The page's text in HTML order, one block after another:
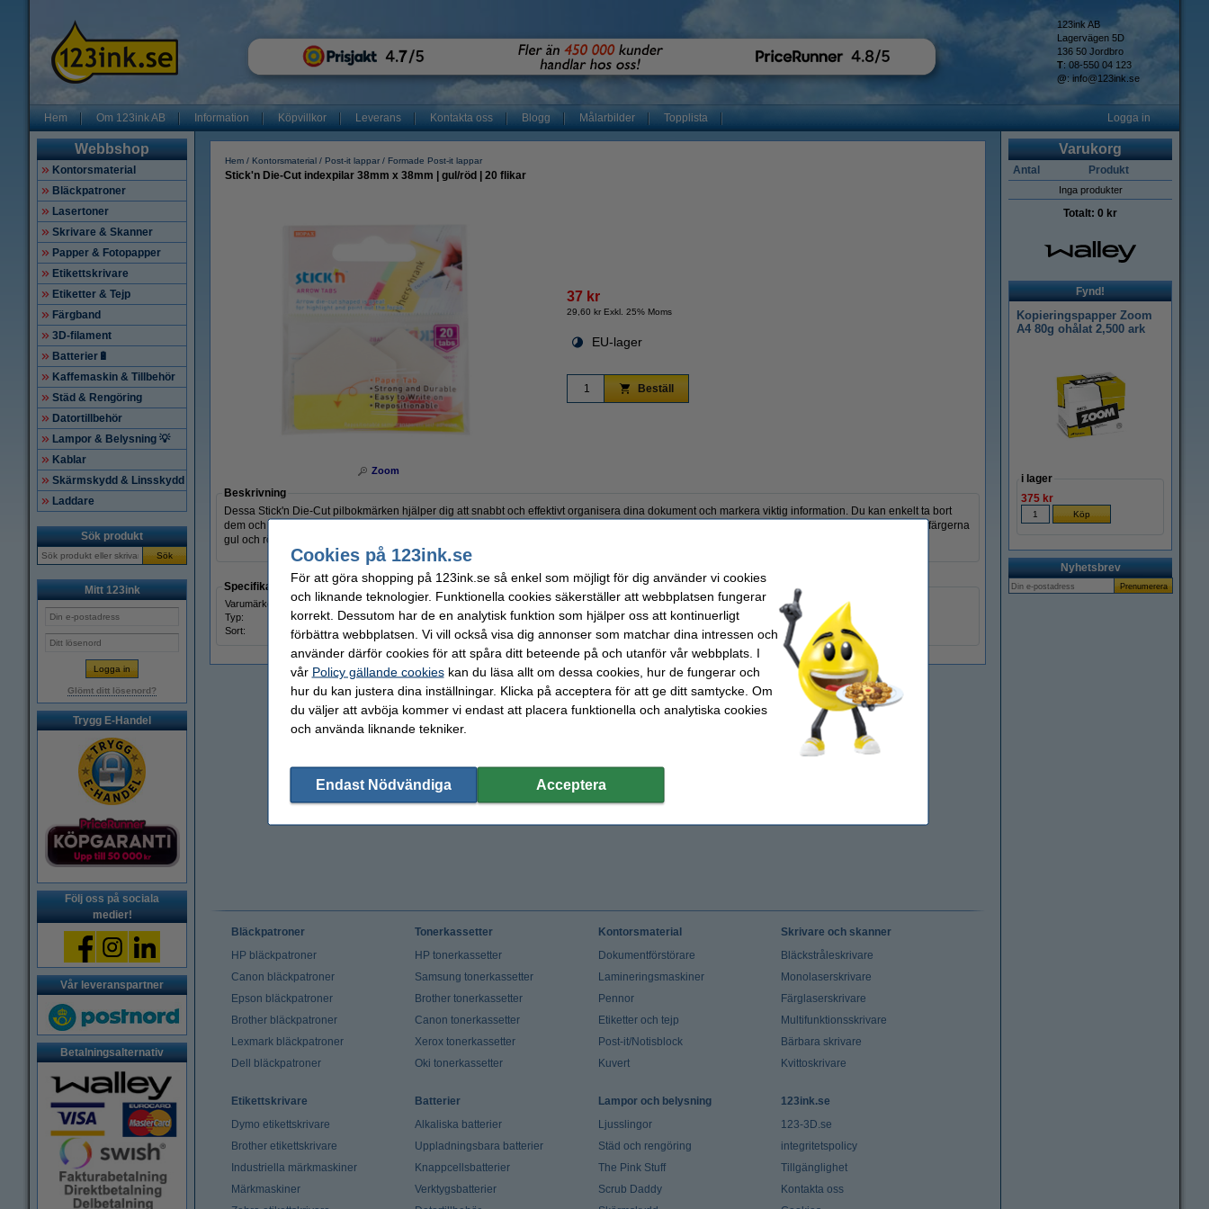
123ink AB
Lagervägen 5D
136 50 Jordbro
T: 08-550 04 123
@: info@123ink.se
Hem Om 123ink AB Information Köpvillkor Leverans Kontakta oss Blogg Målarbilder Topplista Logga in
Webbshop
Kontorsmaterial
Bläckpatroner
Lasertoner
Skrivare & Skanner
Papper & Fotopapper
Etikettskrivare
Etiketter & Tejp
Färgband
3D-filament
Batterier🔋
Kaffemaskin & Tillbehör
Städ & Rengöring
Datortillbehör
Lampor & Belysning 💡
Kablar
Skärmskydd & Linsskydd
Laddare
Sök produkt
Sök
Mitt 123ink
Glömt ditt lösenord?
Trygg E-Handel
Följ oss på sociala
medier!
Vår leveranspartner
Betalningsalternativ
Hem Kontorsmaterial Post-it lappar Formade Post-it lappar
Stick'n Die-Cut indexpilar 38mm x 38mm | gul/röd | 20 flikar
Zoom
37 kr
29,60 kr Exkl. 25% Moms
EU-lager
Beställ
Beskrivning
Dessa Stick'n Die-Cut pilbokmärken hjälper dig att snabbt och effektivt organisera dina dokument och markera viktig information. Du kan enkelt ta bort
dem och återanvända dem. Bokmärkena är tillverkade av extra starkt och tjockt papper, vilket gör dem hållbara. Detta set innehåller 2 x 10 flikar i färgerna
gul och röd.
Specifikationer
Varumärke: Stick'n Mått:
38 x 38 mm
Typ:
flikar Färg:
gul/röd
Sort:
självhäftande Antal flikar: 20 flikar
Varukorg
Antal Produkt
Inga produkter
Totalt: 0 kr
Fynd!
Kopieringspapper Zoom
A4 80g ohålat 2,500 ark
i lager
375 kr
Nyhetsbrev
Bläckpatroner
HP bläckpatroner
Canon bläckpatroner
Epson bläckpatroner
Brother bläckpatroner
Lexmark bläckpatroner
Dell bläckpatroner
Tonerkassetter
HP tonerkassetter
Samsung tonerkassetter
Brother tonerkassetter
Canon tonerkassetter
Xerox tonerkassetter
Oki tonerkassetter
Kontorsmaterial
Dokumentförstörare
Lamineringsmaskiner
Pennor
Etiketter och tejp
Post-it/Notisblock
Kuvert
Skrivare och skanner
Bläckstråleskrivare
Monolaserskrivare
Färglaserskrivare
Multifunktionsskrivare
Bärbara skrivare
Kvittoskrivare
Etikettskrivare
Dymo etikettskrivare
Brother etikettskrivare
Industriella märkmaskiner
Märkmaskiner
Batterier
Alkaliska batterier
Uppladningsbara batterier
Knappcellsbatterier
Verktygsbatterier
Lampor och belysning
Ljusslingor
Städ och rengöring
The Pink Stuff
Scrub Daddy
123ink.se
123-3D.se
integritetspolicy
Tillgänglighet
Kontakta oss
Cookies på 123ink.se
För att göra shopping på 123ink.se så enkel som möjligt för dig använder vi cookies
och liknande teknologier. Funktionella cookies säkerställer att webbplatsen fungerar
korrekt. Dessutom har de en analytisk funktion som hjälper oss att kontinuerligt
förbättra webbplatsen. Vi vill också visa dig annonser som matchar dina intressen och
använder därför cookies för att spåra ditt beteende på och utanför vår webbplats. I
vår Policy gällande cookieskan du läsa allt om dessa cookies, hur de fungerar och
hur du kan justera dina inställningar. Klicka på acceptera för att ge ditt samtycke. Om
du väljer att avböja kommer vi endast att placera funktionella och analytiska cookies
och använda liknande tekniker.
Endast Nödvändiga Acceptera